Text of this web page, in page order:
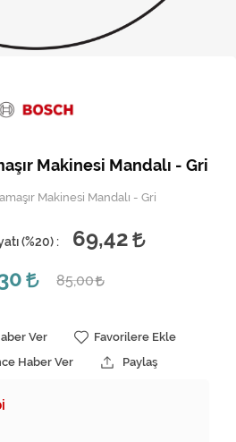
Makinesi Mandalı - Gri
Makinesi Mandalı - Gri
(%20) :
69,42
85,00
Ver
Favorilere Ekle
Haber Ver
Paylaş